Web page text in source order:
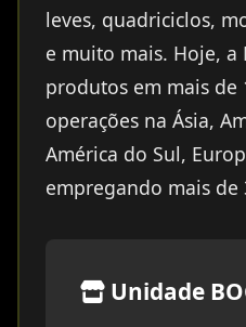
leves, quadriciclos,
e muito mais. Hoje,
produtos em mais de
operações na Ásia,
América do Sul,
empregando mais de
Unidade